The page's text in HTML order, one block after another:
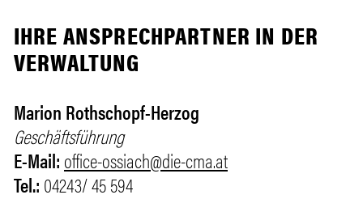
IHRE ANSPRECHPARTNER IN DER
VERWALTUNG
Marion Rothschopf-Herzog
Geschäftsführung
E-Mail: office-ossiach@die-cma.at
Tel.: 04243/ 45 594